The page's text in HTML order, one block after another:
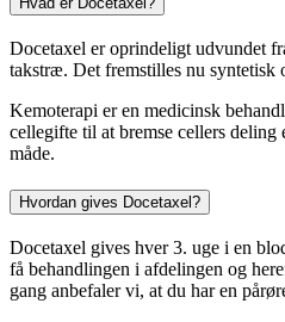
Docetaxel er oprindeligt udvundet
takstræ. Det fremstilles nu syntetisk
Kemoterapi er en medicinsk
cellegifte til at bremse cellers
måde.
Hvordan gives Docetaxel?
Docetaxel gives hver 3. uge i en
få behandlingen i afdelingen og
gang anbefaler vi, at du har en